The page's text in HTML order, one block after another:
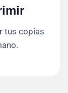
tus copias